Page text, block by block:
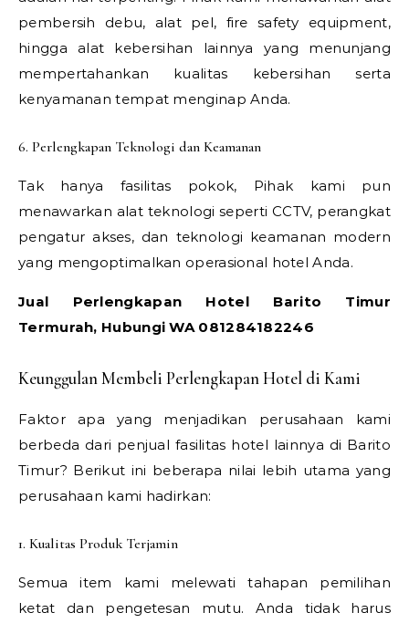
pembersih debu, alat pel, fire safety equipment,
hingga alat kebersihan lainnya yang menunjang
mempertahankan kualitas kebersihan serta
kenyamanan tempat menginap Anda.
6. Perlengkapan Teknologi dan Keamanan
Tak hanya fasilitas pokok, Pihak kami pun
menawarkan alat teknologi seperti CCTV, perangkat
pengatur akses, dan teknologi keamanan modern
yang mengoptimalkan operasional hotel Anda.
Jual Perlengkapan Hotel Barito Timur
Termurah, Hubungi WA 081284182246
Keunggulan Membeli Perlengkapan Hotel di Kami
Faktor apa yang menjadikan perusahaan kami
berbeda dari penjual fasilitas hotel lainnya di Barito
Timur? Berikut ini beberapa nilai lebih utama yang
perusahaan kami hadirkan:
1. Kualitas Produk Terjamin
Semua item kami melewati tahapan pemilihan
ketat dan pengetesan mutu. Anda tidak harus